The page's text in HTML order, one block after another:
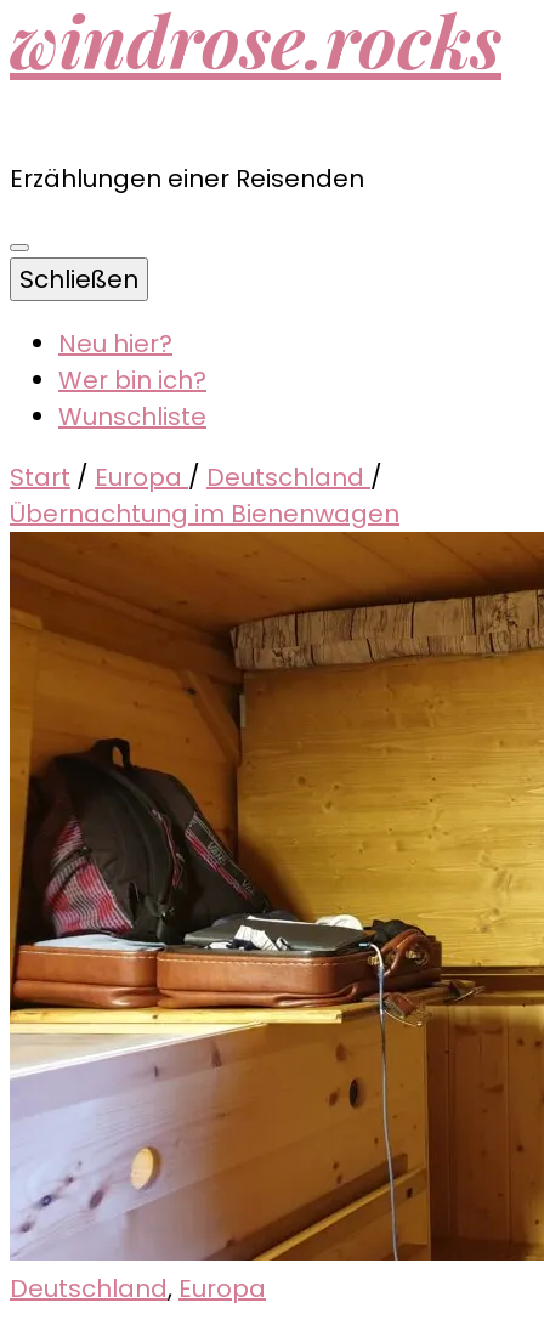
windrose.rocks
Erzählungen einer Reisenden
Schließen
Neu hier?
Wer bin ich?
Wunschliste
Start / Europa / Deutschland /
Übernachtung im Bienenwagen
Deutschland, Europa